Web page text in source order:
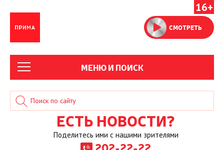
16+
СМОТРЕТЬ
МЕНЮ И ПОИСК
ЕСТЬ НОВОСТИ?
Поделитесь ими с нашими зрителями